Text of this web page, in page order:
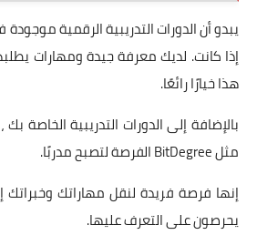
يبدو أن الدورات التدريبية الرقمية
إذا كانت. لديك معرفة جيدة ومهارات
هذا خيارًا رائعًا.
بالإضافة إلى الدورات التدريبية الخاصة
مثل BitDegree الفرصة لتصبح مدربًا.
إنها فرصة فريدة لنقل مهاراتك وخبراتك
يحرصون على التعرف عليها.